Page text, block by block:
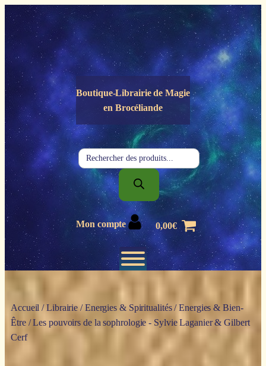
Panneau de gestion des cookies
Boutique-Librairie deMagie
en Brocéliande
Recherche
de
produits
Mon compte 0,00€
Accueil /Librairie /Energies & Spiritualités/Energies & Bien-
Être/ Les pouvoirs de la sophrologie - Sylvie Laganier & Gilbert
Cerf